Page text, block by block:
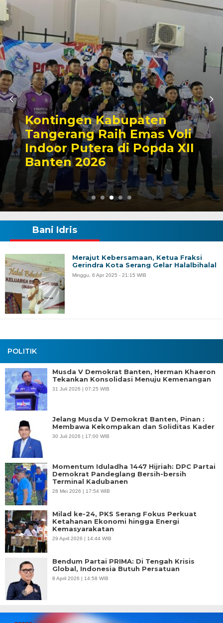
Zona Blank Spot, SMP
Satap di Kota Serang
Lakukan Pendaftaran
Manual
POLITIK
Musda V Demokrat Banten, Herman Khaeron
Tekankan Konsolidasi Menuju Kemenangan
31 Juli 2026 | 07:25 WIB
Jelang Musda V Demokrat Banten, Pinan :
Membawa Kekompakan dan Soliditas Kader
30 Juli 2026 | 17:00 WIB
Momentum Iduladha 1447 Hijriah: DPC Partai
Demokrat Pandeglang Bersih-bersih
Terminal Kadubanen
28 Mei 2026 | 17:54 WIB
Milad ke-24, PKS Serang Fokus Perkuat
Ketahanan Ekonomi hingga Energi
Kemasyarakatan
29 April 2026 | 14:44 WIB
Bendum Partai PRIMA: Di Tengah Krisis
Global, Indonesia Butuh Persatuan
8 April 2026 | 14:58 WIB
Bani Idris
Merajut Kebersamaan, Ketua Fraksi
Gerindra Kota Serang Gelar Halalbihalal
Minggu, 6 Apr 2025 - 21:15 WIB